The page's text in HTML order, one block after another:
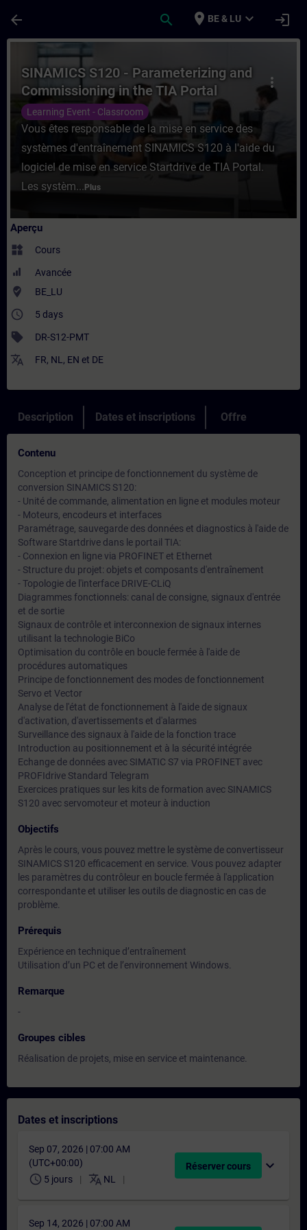
arrow_back search place BE & LU expand_more login
Cours - SINAMICS S120 -
more_vert
SINAMICS S120 - Parameterizing and
Commissioning in the TIA Portal
Learning Event - Classroom
Vous êtes responsable de la mise en service des
systèmes d'entraînement SINAMICS S120 à l'aide du
logiciel de mise en service Startdrive de TIA Portal.
Les systèm... Plus
Aperçu
widgets Cours
Avancée
where_to_vote BE_LU
access_time 5 days
sell DR-S12-PMT
translate FR, NL , EN et DE
Description Dates et inscriptions Offre
Contenu
Conception et principe de fonctionnement du système de
conversion SINAMICS S120:
- Unité de commande, alimentation en ligne et modules moteur
- Moteurs, encodeurs et interfaces
Paramétrage, sauvegarde des données et diagnostics à l'aide de
Software Startdrive dans le portail TIA:
- Connexion en ligne via PROFINET et Ethernet
- Structure du projet: objets et composants d'entraînement
- Topologie de l'interface DRIVE-CLiQ
Diagrammes fonctionnels: canal de consigne, signaux d'entrée
et de sortie
Signaux de contrôle et interconnexion de signaux internes
utilisant la technologie BiCo
Optimisation du contrôle en boucle fermée à l'aide de
procédures automatiques
Principe de fonctionnement des modes de fonctionnement
Servo et Vector
Analyse de l'état de fonctionnement à l'aide de signaux
d'activation, d'avertissements et d'alarmes
Surveillance des signaux à l'aide de la fonction trace
Introduction au positionnement et à la sécurité intégrée
Echange de données avec SIMATIC S7 via PROFINET avec
PROFIdrive Standard Telegram
Exercices pratiques sur les kits de formation avec SINAMICS
S120 avec servomoteur et moteur à induction
Objectifs
Après le cours, vous pouvez mettre le système de convertisseur
SINAMICS S120 efficacement en service. Vous pouvez adapter
les paramètres du contrôleur en boucle fermée à l'application
correspondante et utiliser les outils de diagnostic en cas de
problème.
Prérequis
Expérience en technique d’entraînement
Utilisation d’un PC et de l’environnement Windows.
Remarque
-
Groupes cibles
Réalisation de projets, mise en service et maintenance.
Dates et inscriptions
Sep 07, 2026 | 07:00 AM
(UTC+00:00)
schedule 5 jours translate NL
Réserver cours expand_more
Sep 14, 2026 | 07:00 AM